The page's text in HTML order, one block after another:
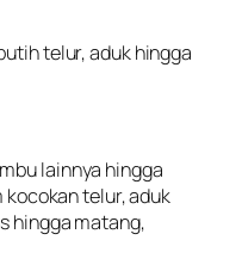
telur, aduk hingga
lainnya hingga
kocokan telur, aduk
hingga matang,